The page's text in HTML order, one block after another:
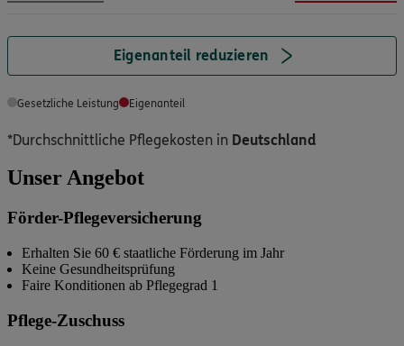
Eigenanteil reduzieren
Gesetzliche Leistung Eigenanteil
*Durchschnittliche Pflegekosten in Deutschland
Unser Angebot
Förder-Pflegeversicherung
Erhalten Sie 60 € staatliche Förderung im Jahr
Keine Gesundheitsprüfung
Faire Konditionen ab Pflegegrad 1
Pflege-Zuschuss